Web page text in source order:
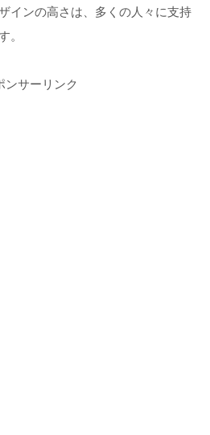
インの高さは、多くの人々に支持
。
ンサーリンク